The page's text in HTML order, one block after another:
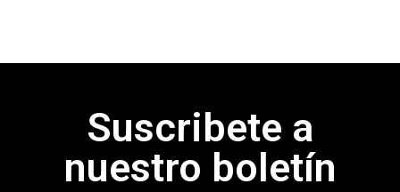
Suscribete a
nuestro boletín